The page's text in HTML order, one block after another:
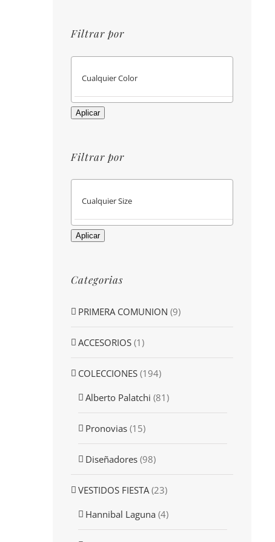
Filtrar por
Aplicar
Filtrar por
Aplicar
Categorias
PRIMERA COMUNION (9)
ACCESORIOS (1)
COLECCIONES (194)
Alberto Palatchi (81)
Pronovias (15)
Diseñadores (98)
VESTIDOS FIESTA (23)
Hannibal Laguna (4)